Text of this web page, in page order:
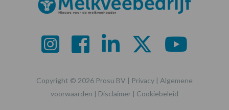
Copyright © 2026 Prosu BV | Privacy | Algemene
voorwaarden | Disclaimer | Cookiebeleid